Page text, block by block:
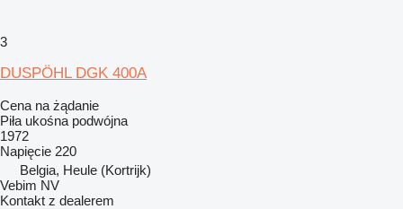
3
DUSPÖHL DGK 400A
Cena na żądanie
Piła ukośna podwójna
1972
Napięcie 220
Belgia, Heule (Kortrijk)
Vebim NV
Kontakt z dealerem